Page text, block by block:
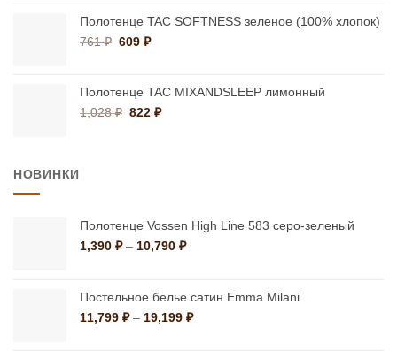
составляла
7,762 ₽.
6,435 ₽.
Полотенце TAC SOFTNESS зеленое (100% хлопок)
761₽ Первоначальная
761 ₽.
609₽Текущая
Полотенце TAC MIXANDSLEEP лимонный
1,028₽ Первоначальная
822₽Текущая
НОВИНКИ
Полотенце Vossen High Line 583 серо-зеленый
1,390 ₽ – 10,790 ₽Диапазон
–
10,790 ₽
Постельное белье сатин Emma Milani
11,799 ₽ – 19,199 ₽Диапазон